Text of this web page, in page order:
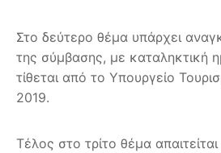
Στο δεύτερο θέμα υπάρχει
της σύμβασης, με καταληκτική
τίθεται από το Υπουργείο
2019.
Τέλος στο τρίτο θέμα